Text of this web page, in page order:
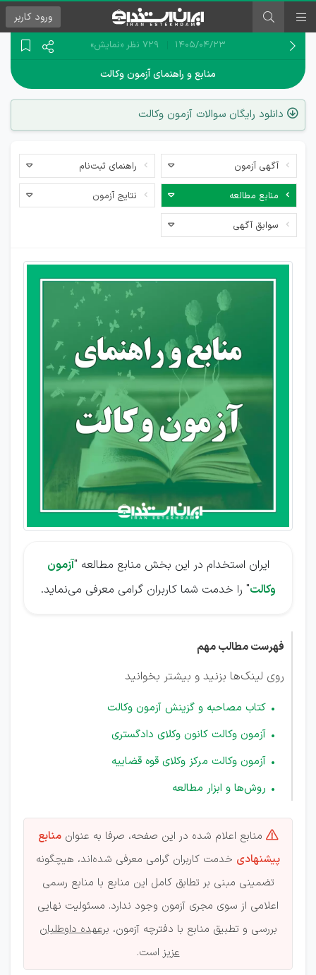
ورود کاربر
۱۴۰۵/۰۴/۲۳ 729 نظر «نمایش»
منابع و راهنمای آزمون وکالت
دانلود رایگان سوالات آزمون وکالت
آگهی آزمون راهنمای ثبت‌نام
منابع مطالعه نتایج آزمون
سوابق آگهی
راهنمای
وکالت
ایران استخدام در این بخش منابع مطالعه "آزمون
وکالت" را خدمت شما کاربران گرامی معرفی می‌نماید.
فهرست مطالب مهم
روی لینک‌ها بزنید و بیشتر بخوانید
کتاب مصاحبه و گزینش آزمون وکالت
آزمون وکالت کانون وکلای دادگستری
آزمون وکالت مرکز وکلای قوه قضاییه
روش‌ها و ابزار مطالعه
 منابع اعلام شده در این صفحه، صرفا به عنوان منابع
پیشنهادی خدمت کاربران گرامی معرفی شده‌اند، هیچگونه
تضمینی مبنی بر تطابق کامل این منابع با منابع رسمی
اعلامی از سوی مجری آزمون وجود ندارد. مسئولیت نهایی
بررسی و تطبیق منابع با دفترچه آزمون،برعهده داوطلبان
عزیزاست.